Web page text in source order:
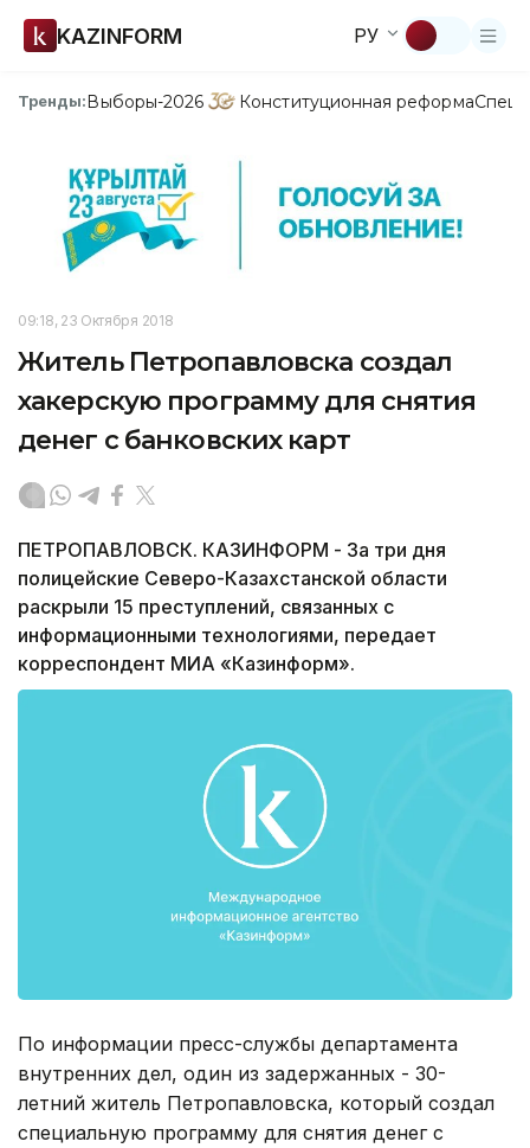
KAZINFORM РУ
Тренды:Выборы-2026 Конституционная реформа
09:18, 23 Октября 2018
Житель Петропавловска создал
хакерскую программу для снятия
денег с банковских карт
ПЕТРОПАВЛОВСК. КАЗИНФОРМ - За три дня
полицейские Северо-Казахстанской области
раскрыли 15 преступлений, связанных с
информационными технологиями, передает
корреспондент МИА «Казинформ».
По информации пресс-службы департамента
внутренних дел, один из задержанных - 30-
летний житель Петропавловска, который создал
специальную программу для снятия денег с